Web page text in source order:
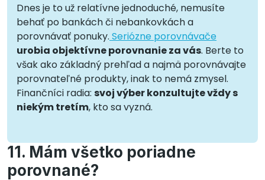
Dnes je to už relatívne jednoduché, nemusíte
behať po bankách či nebankovkách a
porovnávať ponuky. Seriózne porovnávače
urobia objektívne porovnanie za vás. Berte to
však ako základný prehľad a najmä porovnávajte
porovnateľné produkty, inak to nemá zmysel.
Finančníci radia: svoj výber konzultujte vždy s
niekým tretím, kto sa vyzná.
11. Mám všetko poriadne
porovnané?